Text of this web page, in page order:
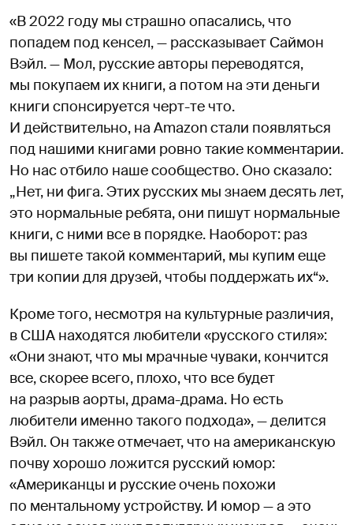
«В 2022 году мы страшно опасались, что
попадем под кенсел, — рассказывает Саймон
Вэйл. — Мол, русские авторы переводятся,
мы покупаем их книги, а потом на эти деньги
книги спонсируется черт-те что.
И действительно, на Amazon стали появляться
под нашими книгами ровно такие комментарии.
Но нас отбило наше сообщество. Оно сказало:
„Нет, ни фига. Этих русских мы знаем десять лет,
это нормальные ребята, они пишут нормальные
книги, с ними все в порядке. Наоборот: раз
вы пишете такой комментарий, мы купим еще
три копии для друзей, чтобы поддержать их“».
Кроме того, несмотря на культурные различия,
в США находятся любители «русского стиля»:
«Они знают, что мы мрачные чуваки, кончится
все, скорее всего, плохо, что все будет
на разрыв аорты, драма-драма. Но есть
любители именно такого подхода», — делится
Вэйл. Он также отмечает, что на американскую
почву хорошо ложится русский юмор:
«Американцы и русские очень похожи
по ментальному устройству. И юмор — а это